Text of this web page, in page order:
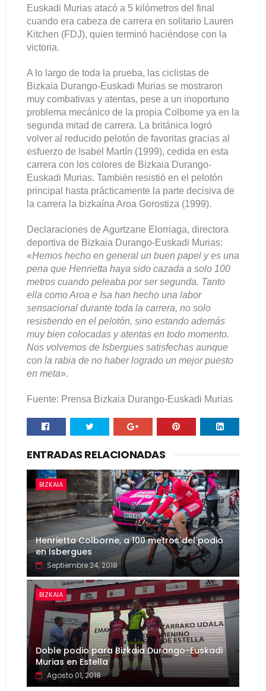
Euskadi Murias atacó a 5 kilómetros del final
cuando era cabeza de carrera en solitario Lauren
Kitchen (FDJ), quien terminó haciéndose con la
victoria.
A lo largo de toda la prueba, las ciclistas de
Bizkaia Durango-Euskadi Murias se mostraron
muy combativas y atentas, pese a un inoportuno
problema mecánico de la propia Colborne ya en la
segunda mitad de carrera. La británica logró
volver al reducido pelotón de favoritas gracias al
esfuerzo de Isabel Martín (1999), cedida en esta
carrera con los colores de Bizkaia Durango-
Euskadi Murias. También resistió en el pelotón
principal hasta prácticamente la parte decisiva de
la carrera la bizkaína Aroa Gorostiza (1999).
Declaraciones de Agurtzane Elorriaga, directora
deportiva de Bizkaia Durango-Euskadi Murias:
«Hemos hecho en general un buen papel y es una
pena que Henrietta haya sido cazada a solo 100
metros cuando peleaba por ser segunda. Tanto
ella como Aroa e Isa han hecho una labor
sensacional durante toda la carrera, no solo
resistiendo en el pelotón, sino estando además
muy bien colocadas y atentas en todo momento.
Nos volvemos de Isbergues satisfechas aunque
con la rabia de no haber logrado un mejor puesto
en meta».
Fuente: Prensa Bizkaia Durango-Euskadi Murias
ENTRADAS RELACIONADAS
BIZKAIA
Henrietta Colborne, a 100 metros del podio
en Isbergues
Septiembre 24, 2018
BIZKAIA
Doble podio para Bizkaia Durango-Euskadi
Murias en Estella
Agosto 01, 2018